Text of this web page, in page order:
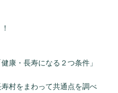
康・長寿になる２つ条件」
村をまわって共通点を調べ